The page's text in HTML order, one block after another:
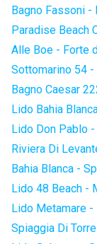
Bagno Fassoni -
Paradise Beach
Alle Boe - Forte
Sottomarino 54 -
Bagno Caesar
Lido Bahia
Lido Don Pablo
Riviera Di
Bahia Blanca -
Lido 48 Beach -
Lido Metamare -
Spiaggia Di